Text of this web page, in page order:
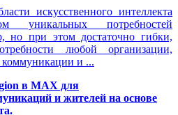
искусственного интеллекта
уникальных потребностей
но при этом достаточно гибки,
любой организации,
и ...
в MAX для
и жителей на основе